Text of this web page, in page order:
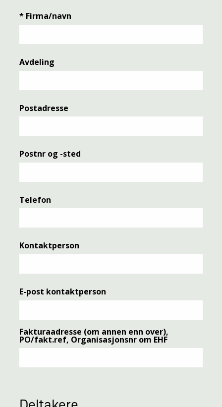
* Firma/navn
Avdeling
Postadresse
Postnr og -sted
Telefon
Kontaktperson
E-post kontaktperson
Fakturaadresse (om annen enn over),
PO/fakt.ref, Organisasjonsnr om EHF